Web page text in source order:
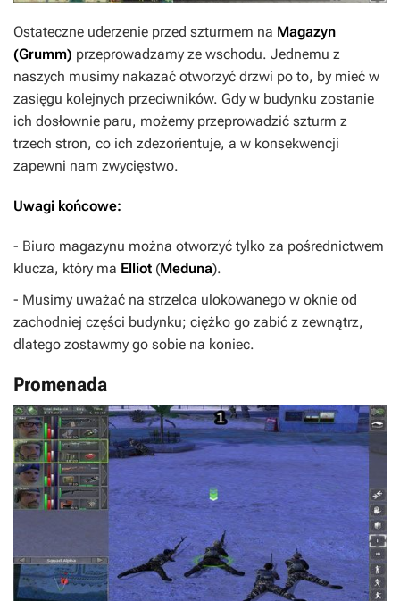
Ostateczne uderzenie przed szturmem na Magazyn
(Grumm) przeprowadzamy ze wschodu. Jednemu z
naszych musimy nakazać otworzyć drzwi po to, by mieć w
zasięgu kolejnych przeciwników. Gdy w budynku zostanie
ich dosłownie paru, możemy przeprowadzić szturm z
trzech stron, co ich zdezorientuje, a w konsekwencji
zapewni nam zwycięstwo.
Uwagi końcowe:
- Biuro magazynu można otworzyć tylko za pośrednictwem
klucza, który ma Elliot (Meduna).
- Musimy uważać na strzelca ulokowanego w oknie od
zachodniej części budynku; ciężko go zabić z zewnątrz,
dlatego zostawmy go sobie na koniec.
Promenada